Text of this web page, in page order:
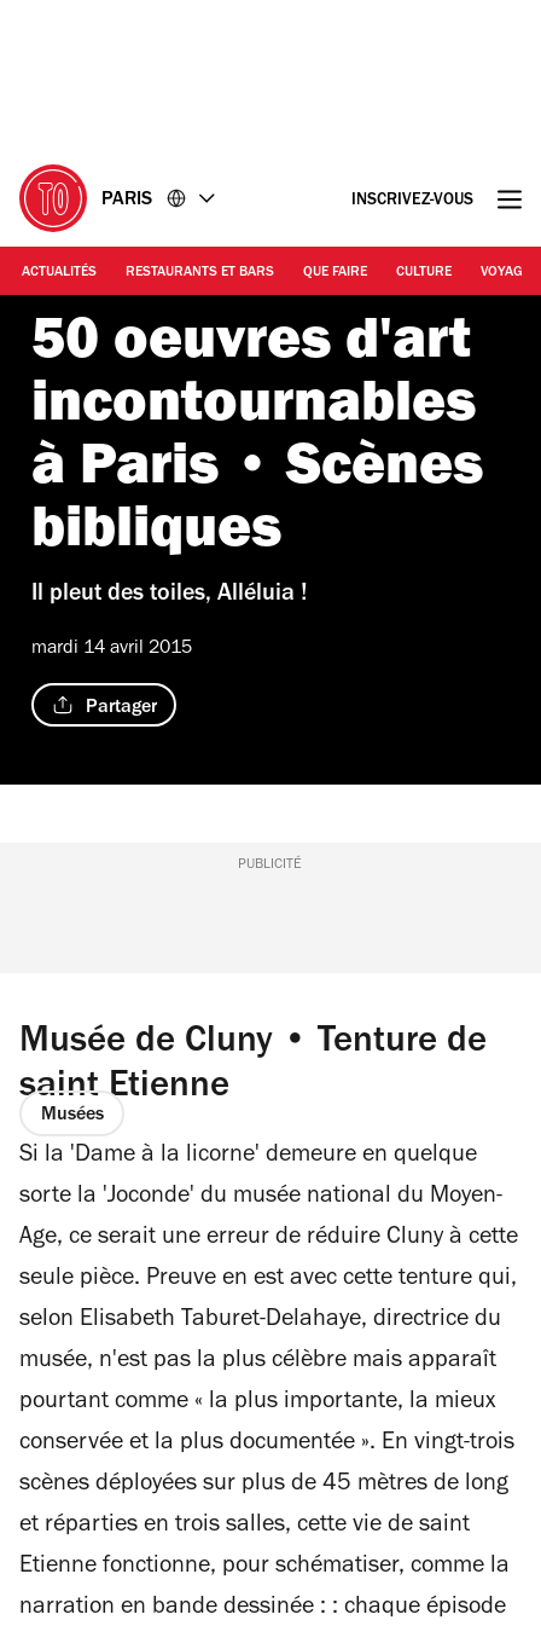
PARIS INSCRIVEZ-VOUS
ACTUALITÉS RESTAURANTS ET BARS QUE FAIRE CULTURE VOYAGE
50 oeuvres d'art
incontournables
à Paris • Scènes
bibliques
Il pleut des toiles, Alléluia !
mardi 14 avril 2015
Partager
PUBLICITÉ
Musée de Cluny • Tenture de
saint Etienne
Musées
Si la 'Dame à la licorne' demeure en quelque
sorte la 'Joconde' du musée national du Moyen-
Age, ce serait une erreur de réduire Cluny à cette
seule pièce. Preuve en est avec cette tenture qui,
selon Elisabeth Taburet-Delahaye, directrice du
musée, n'est pas la plus célèbre mais apparaît
pourtant comme « la plus importante, la mieux
conservée et la plus documentée ». En vingt-trois
scènes déployées sur plus de 45 mètres de long
et réparties en trois salles, cette vie de saint
Etienne fonctionne, pour schématiser, comme la
narration en bande dessinée : : chaque épisode